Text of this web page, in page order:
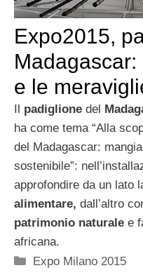
Expo2015,
Madagascar:
e le
Il padiglione del
ha come tema “Alla
del Madagascar:
sostenibile”:
approfondire da un lato
alimentare, dall’altro
patrimonio naturale e
africana.
Categorie
Expo Milano 2015